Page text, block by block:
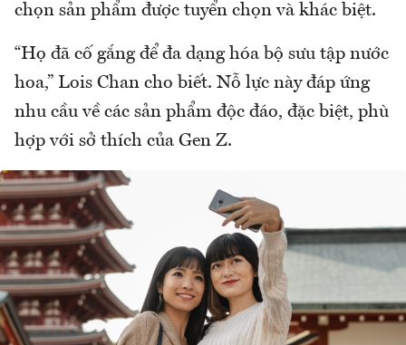
chọn sản phẩm được tuyển chọn và khác biệt.
“Họ đã cố gắng để đa dạng hóa bộ sưu tập nước
hoa,” Lois Chan cho biết. Nỗ lực này đáp ứng
nhu cầu về các sản phẩm độc đáo, đặc biệt, phù
hợp với sở thích của Gen Z.